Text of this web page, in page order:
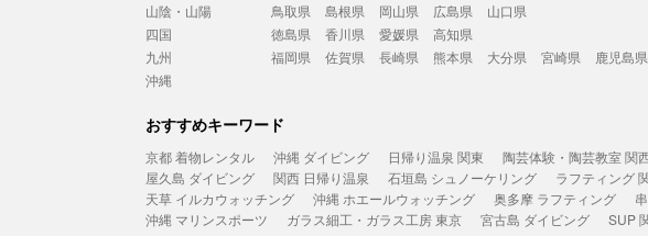
山陰・山陽
鳥取県 島根県 岡山県 広島県
山口県
四国
徳島県 香川県 愛媛県
高知県
九州
福岡県 佐賀県 長崎県 熊本県 大分県 宮崎県
鹿児島県
沖縄
おすすめキーワード
京都 着物レンタル 沖縄 ダイビング 日帰り温泉 関東 陶芸体験・陶芸教室 関
屋久島 ダイビング
関西 日帰り温泉 石垣島 シュノーケリング ラフティング
天草 イルカウォッチング
沖縄 ホエールウォッチング 奥多摩 ラフティング
沖縄 マリンスポーツ
ガラス細工・ガラス工房 東京 宮古島 ダイビング SUP